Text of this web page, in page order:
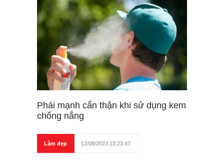
Phái mạnh cẩn thận khi sử dụng kem
chống nắng
Làm đẹp 12/08/2023 23:23:47